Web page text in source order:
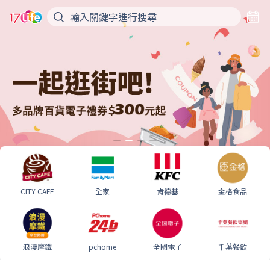
CITY CAFE 全家 肯德基 金格食品
浪漫摩鐵 pchome 全國電子 千葉餐飲